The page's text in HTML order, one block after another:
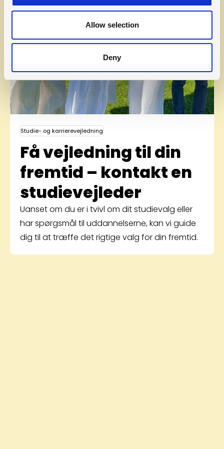
Allow selection
Deny
Studie- og karrierevejledning
Få vejledning til din
fremtid – kontakt en
studie­vejleder
Uanset om du er i tvivl om dit studievalg eller
har spørgsmål til uddannelserne, kan vi guide
dig til at træffe det rigtige valg for din fremtid.